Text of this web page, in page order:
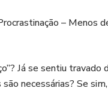
– Menos
Já se sentiu
necessárias? Se